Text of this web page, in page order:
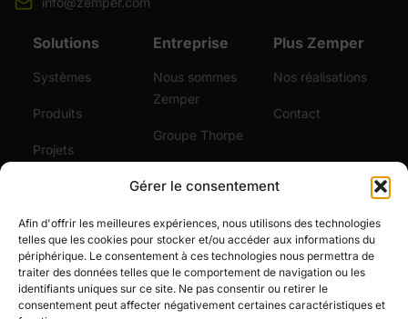
Gérer le consentement
Afin d'offrir les meilleures expériences, nous utilisons des technologies
telles que les cookies pour stocker et/ou accéder aux informations du
périphérique. Le consentement à ces technologies nous permettra de
traiter des données telles que le comportement de navigation ou les
identifiants uniques sur ce site. Ne pas consentir ou retirer le
consentement peut affecter négativement certaines caractéristiques et
Solutions
Systèmes
Produits
Projets
Services
Entreprise
Nous sommes
Zemper
Groupe Thorpe
Actualités
Emploi
Plus Zemper
Nos réalisations
Contact